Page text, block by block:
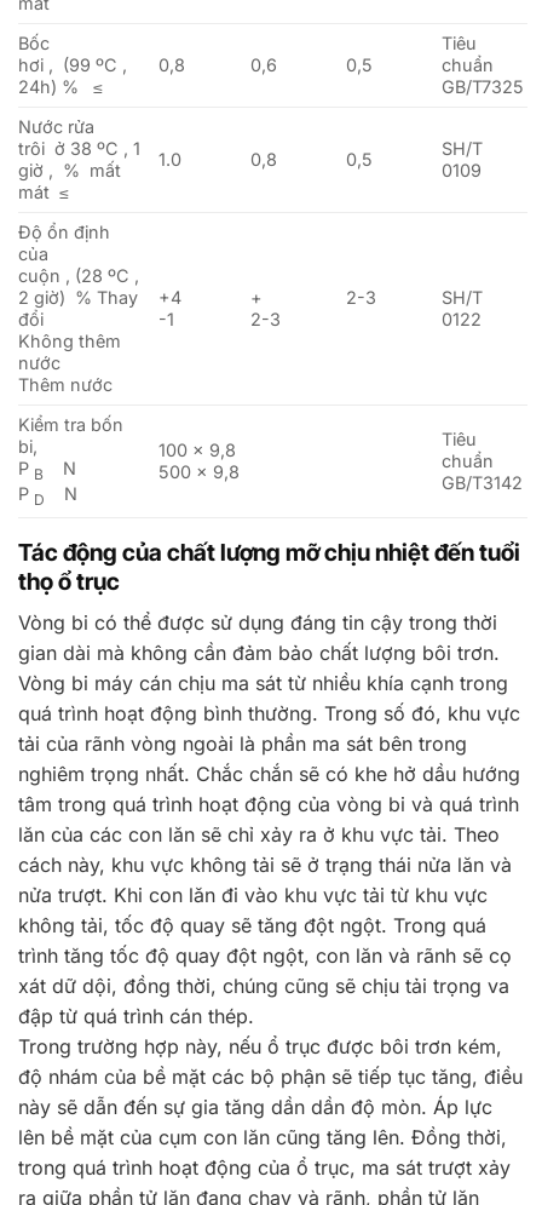
Bốc
hơi , (99 ºC ,
24h) % ≤
0,8 0,6 0,5
Tiêu
chuẩn
GB/T7325
Nước rửa
trôi ở 38 ºC , 1
giờ , % mất
mát ≤
1.0 0,8 0,5
SH/T
0109
Độ ổn định
của
cuộn , (28 ºC ,
2 giờ) % Thay
đổi
Không thêm
nước
Thêm nước
+4
-1
+
2-3
2-3
SH/T
0122
Kiểm tra bốn
bi,
P B
N
P D N
100 × 9,8
500 × 9,8
Tiêu
chuẩn
GB/T3142
Tác động của chất lượng mỡ chịu nhiệt đến tuổi
thọ ổ trục
Vòng bi có thể được sử dụng đáng tin cậy trong thời
gian dài mà không cần đảm bảo chất lượng bôi trơn.
Vòng bi máy cán chịu ma sát từ nhiều khía cạnh trong
quá trình hoạt động bình thường. Trong số đó, khu vực
tải của rãnh vòng ngoài là phần ma sát bên trong
nghiêm trọng nhất. Chắc chắn sẽ có khe hở dầu hướng
tâm trong quá trình hoạt động của vòng bi và quá trình
lăn của các con lăn sẽ chỉ xảy ra ở khu vực tải. Theo
cách này, khu vực không tải sẽ ở trạng thái nửa lăn và
nửa trượt. Khi con lăn đi vào khu vực tải từ khu vực
không tải, tốc độ quay sẽ tăng đột ngột. Trong quá
trình tăng tốc độ quay đột ngột, con lăn và rãnh sẽ cọ
xát dữ dội, đồng thời, chúng cũng sẽ chịu tải trọng va
đập từ quá trình cán thép.
Trong trường hợp này, nếu ổ trục được bôi trơn kém,
độ nhám của bề mặt các bộ phận sẽ tiếp tục tăng, điều
này sẽ dẫn đến sự gia tăng dần dần độ mòn. Áp lực
lên bề mặt của cụm con lăn cũng tăng lên. Đồng thời,
trong quá trình hoạt động của ổ trục, ma sát trượt xảy
ra giữa phần tử lăn đang chạy và rãnh, phần tử lăn